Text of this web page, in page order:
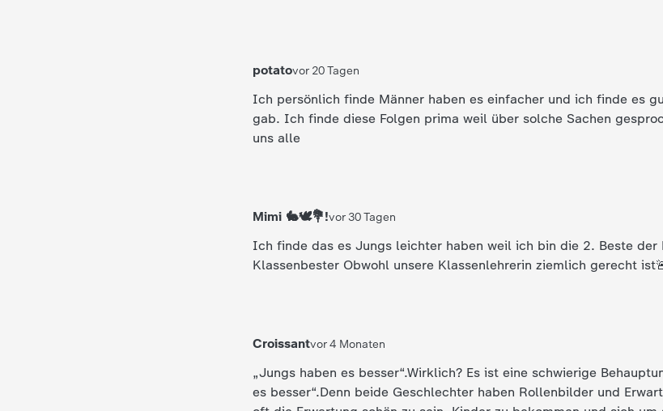
potatovor 20 Tagen
Ich persönlich finde Männer haben es einfacher und ich finde es
gab. Ich finde diese Folgen prima weil über solche Sachen
uns alle
Mimi 🐇🕊💐!vor 30 Tagen
Ich finde das es Jungs leichter haben weil ich bin die 2. Beste der
Klassenbester Obwohl unsere Klassenlehrerin ziemlich gerecht
Croissantvor 4 Monaten
„Jungs haben es besser“.Wirklich? Es ist eine schwierige
es besser“.Denn beide Geschlechter haben Rollenbilder und